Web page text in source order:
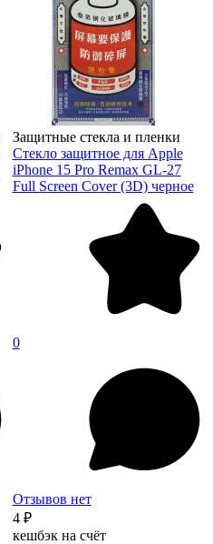
Защитные стекла и пленки
Стекло защитное для Apple
iPhone 15 Pro Remax GL-27
Full Screen Cover (3D) черное
0
Отзывов нет
4 ₽
кешбэк на счёт